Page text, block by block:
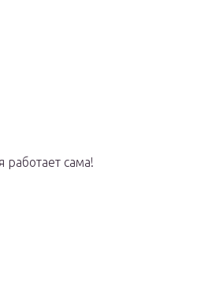
работает сама!